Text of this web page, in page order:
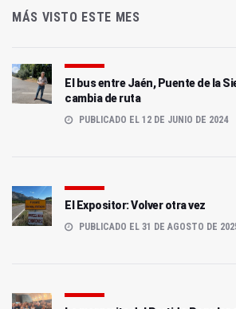
MÁS VISTO ESTE MES
El bus entre Jaén, Puente de la
cambia de ruta
PUBLICADO EL 12 DE JUNIO DE 2024
El Expositor: Volver otra vez
PUBLICADO EL 31 DE AGOSTO DE